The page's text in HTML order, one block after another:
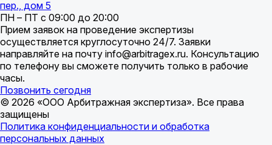
пер., дом 5
ПН – ПТ с 09:00 до 20:00
Прием заявок на проведение экспертизы
осуществляется круглосуточно 24/7. Заявки
направляйте на почту info@arbitragex.ru. Консультацию
по телефону вы сможете получить только в рабочие
часы.
Позвонить сегодня
© 2026 «ООО Арбитражная экспертиза». Все права
защищены
Политика конфиденциальности и обработка
персональных данных